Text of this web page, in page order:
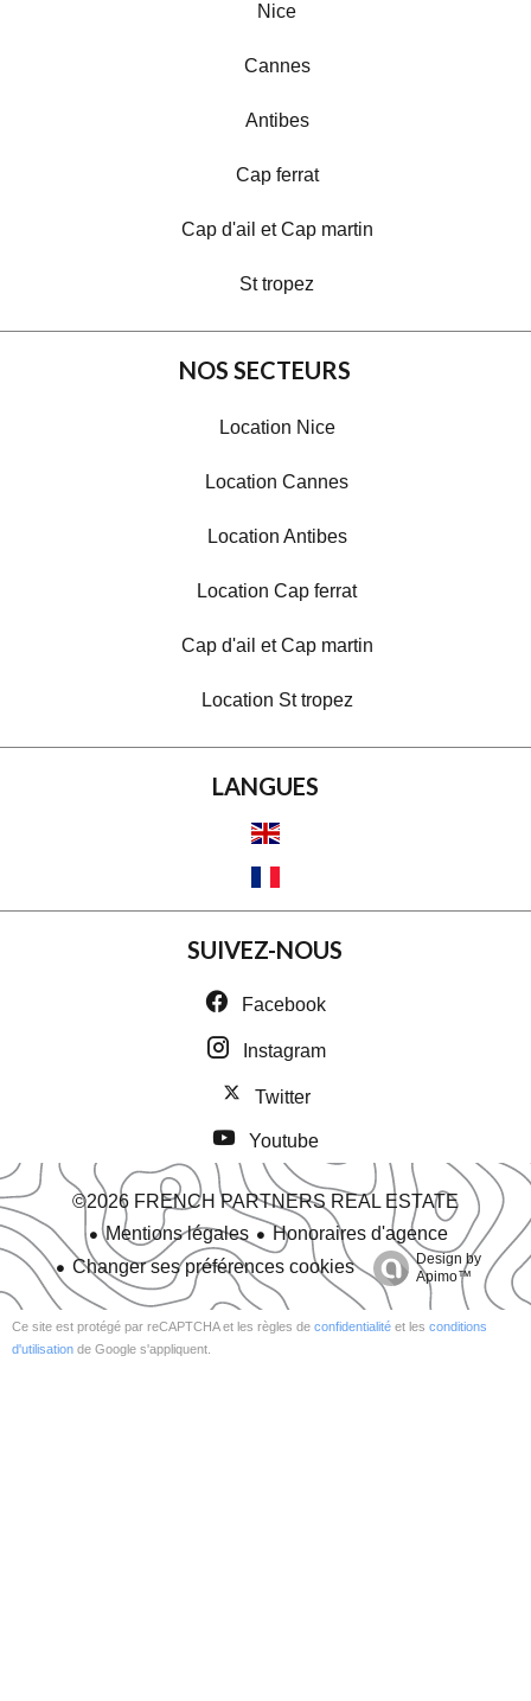
Nice
Cannes
Antibes
Cap ferrat
Cap d'ail et Cap martin
St tropez
NOS SECTEURS
Location Nice
Location Cannes
Location Antibes
Location Cap ferrat
Cap d'ail et Cap martin
Location St tropez
LANGUES
SUIVEZ-NOUS
Facebook
Instagram
Twitter
Youtube
©2026 FRENCH PARTNERS REAL ESTATE
Mentions légales
Honoraires d'agence
Changer ses préférences cookies
Design by
Apimo™
Ce site est protégé par reCAPTCHA et les règles de confidentialité et les conditions
d'utilisation de Google s'appliquent.